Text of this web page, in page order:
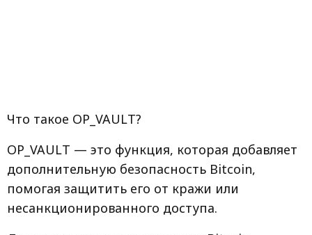
Что такое OP_VAULT?
OP_VAULT — это функция, которая добавляет
дополнительную безопасность Bitcoin,
помогая защитить его от кражи или
несанкционированного доступа.